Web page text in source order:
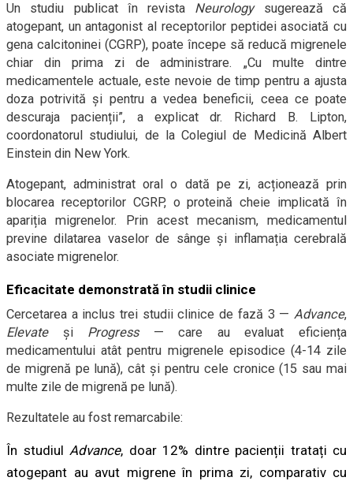
Un studiu publicat în revista Neurologysugerează că
atogepant, un antagonist al receptorilor peptidei asociată cu
gena calcitoninei (CGRP), poate începe să reducă migrenele
chiar din prima zi de administrare. „Cu multe dintre
medicamentele actuale, este nevoie de timp pentru a ajusta
doza potrivită și pentru a vedea beneficii, ceea ce poate
descuraja pacienții”, a explicat dr. Richard B. Lipton,
coordonatorul studiului, de la Colegiul de Medicină Albert
Einstein din New York.
Atogepant, administrat oral o dată pe zi, acționează prin
blocarea receptorilor CGRP, o proteină cheie implicată în
apariția migrenelor. Prin acest mecanism, medicamentul
previne dilatarea vaselor de sânge și inflamația cerebrală
asociate migrenelor.
Eficacitate demonstrată în studii clinice
Cercetarea a inclus trei studii clinice de fază 3 — Advance,
Elevateși Progress— care au evaluat eficiența
medicamentului atât pentru migrenele episodice (4-14 zile
de migrenă pe lună), cât și pentru cele cronice (15 sau mai
multe zile de migrenă pe lună).
Rezultatele au fost remarcabile:
În studiul Advance, doar 12% dintre pacienții tratați cu
atogepant au avut migrene în prima zi, comparativ cu